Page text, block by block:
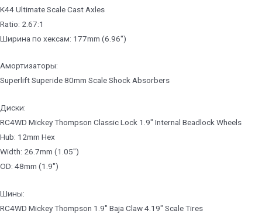
K44 Ultimate Scale Cast Axles
Ratio: 2.67:1
Ширина по хексам: 177mm (6.96″)
Амортизаторы:
Superlift Superide 80mm Scale Shock Absorbers
Диски:
RC4WD Mickey Thompson Classic Lock 1.9″ Internal Beadlock Wheels
Hub: 12mm Hex
Width: 26.7mm (1.05″)
OD: 48mm (1.9″)
Шины:
RC4WD Mickey Thompson 1.9″ Baja Claw 4.19″ Scale Tires